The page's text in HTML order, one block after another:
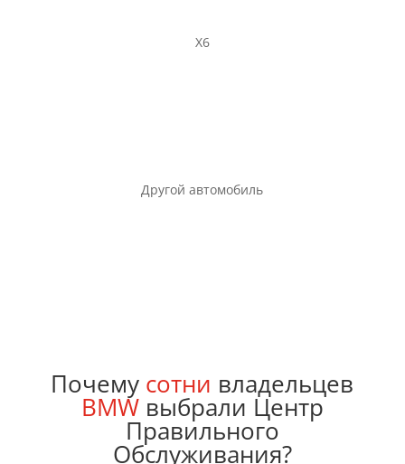
X6
Другой автомобиль
Почему сотни владельцев
BMWвыбрали Центр
Правильного
Обслуживания?